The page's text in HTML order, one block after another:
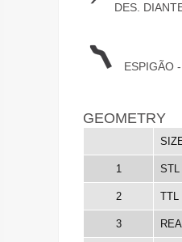
DES.
ESPIGÃO
GEOMETRY
1 STL
2 TTL
3